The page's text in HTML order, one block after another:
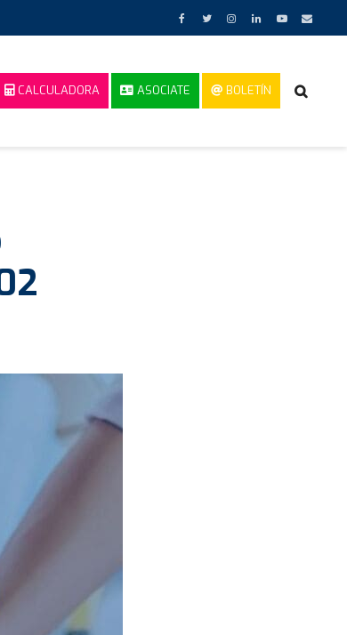
CALCULADORA ASOCIATE BOLETÍN